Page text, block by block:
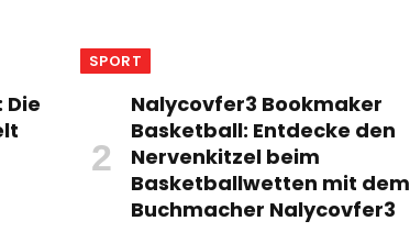
SPORT
Nalycovfer3 Bookmaker
Basketball: Entdecke den
Nervenkitzel beim
Basketballwetten mit dem
Buchmacher Nalycovfer3